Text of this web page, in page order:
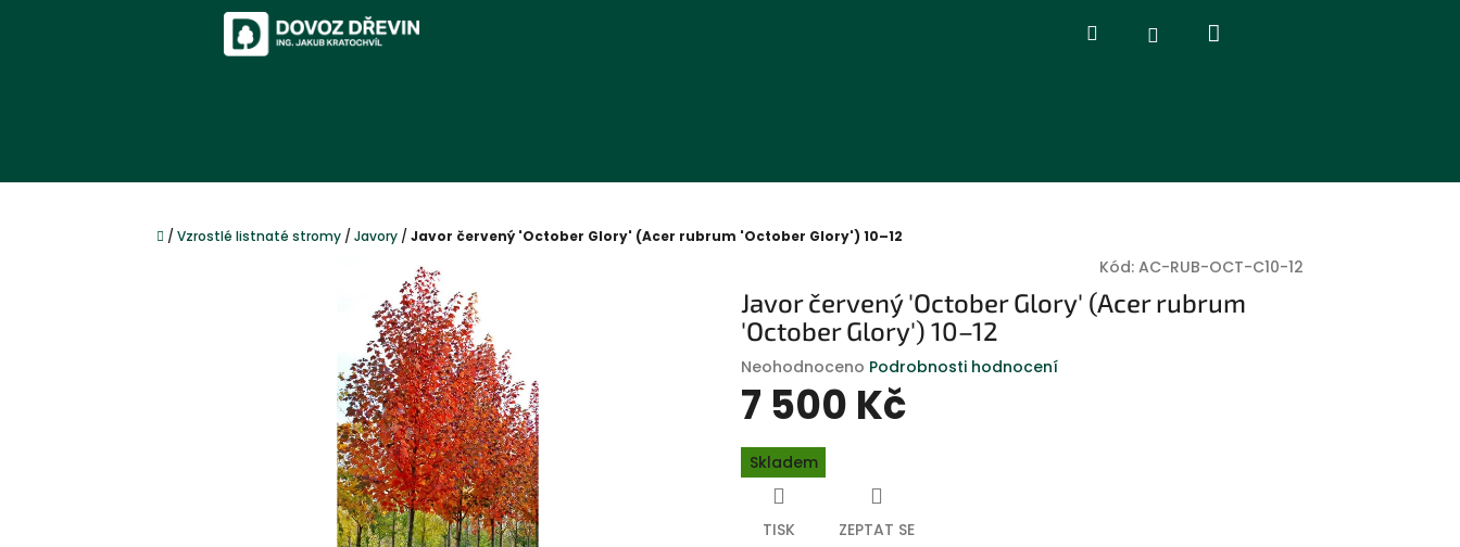
HledatPřihlášení
Domů
/ Vzrostlé listnaté stromy / Javory / Javor červený 'October Glory' (Acer rubrum 'October Glory') 10–12
Kód: AC-RUB-OCT-C10-12
Javor červený 'October Glory' (Acer rubrum
'October Glory') 10–12
Průměrné
hodnocení
produktu
0,0
z
Neohodnoceno Podrobnosti hodnocení
7 500 Kč
Měrná
cena:
Skladem
TISK ZEPTAT SE